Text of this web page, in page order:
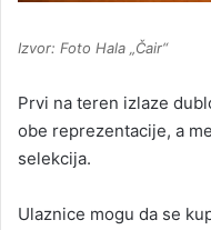
Izvor: Foto Hala „Čair“
Prvi na teren izlaze
obe reprezentacije, a
selekcija.
Ulaznice mogu da se